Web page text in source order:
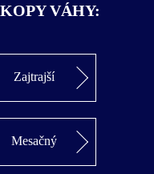
VÁHY:
Zajtrajší
Mesačný